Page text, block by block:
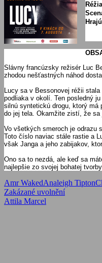
Slávny francúzsky režisér Luc
zhodou nešťastných náhod
Lucy sa v Bessonovej réžii
podliaka v okolí. Ten posledný
silnú syntetickú drogu, ktorý má
do jej tela. Okamžite zistí, že sa
Vo všetkých smeroch je odrazu
Toto číslo naviac stále rastie a
však Janga a jeho zabijakov,
Ono sa to nezdá, ale keď sa
najlepšie zo svojej bohatej
Amr WakedAnaleigh Tipton
Navigácia
v
Previous
Post:
Zakázané uvolnění
Next
Attila Marcel